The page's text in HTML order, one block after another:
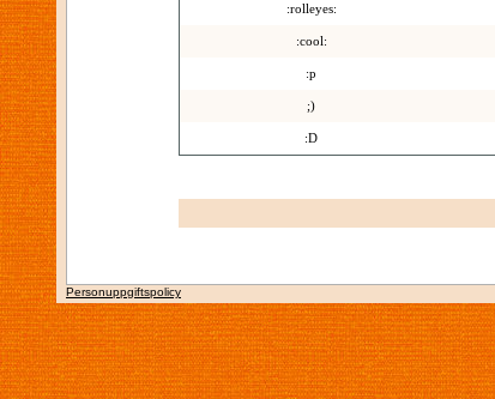
:rolleyes:
:cool:
:p
;)
:D
Personuppgiftspolicy